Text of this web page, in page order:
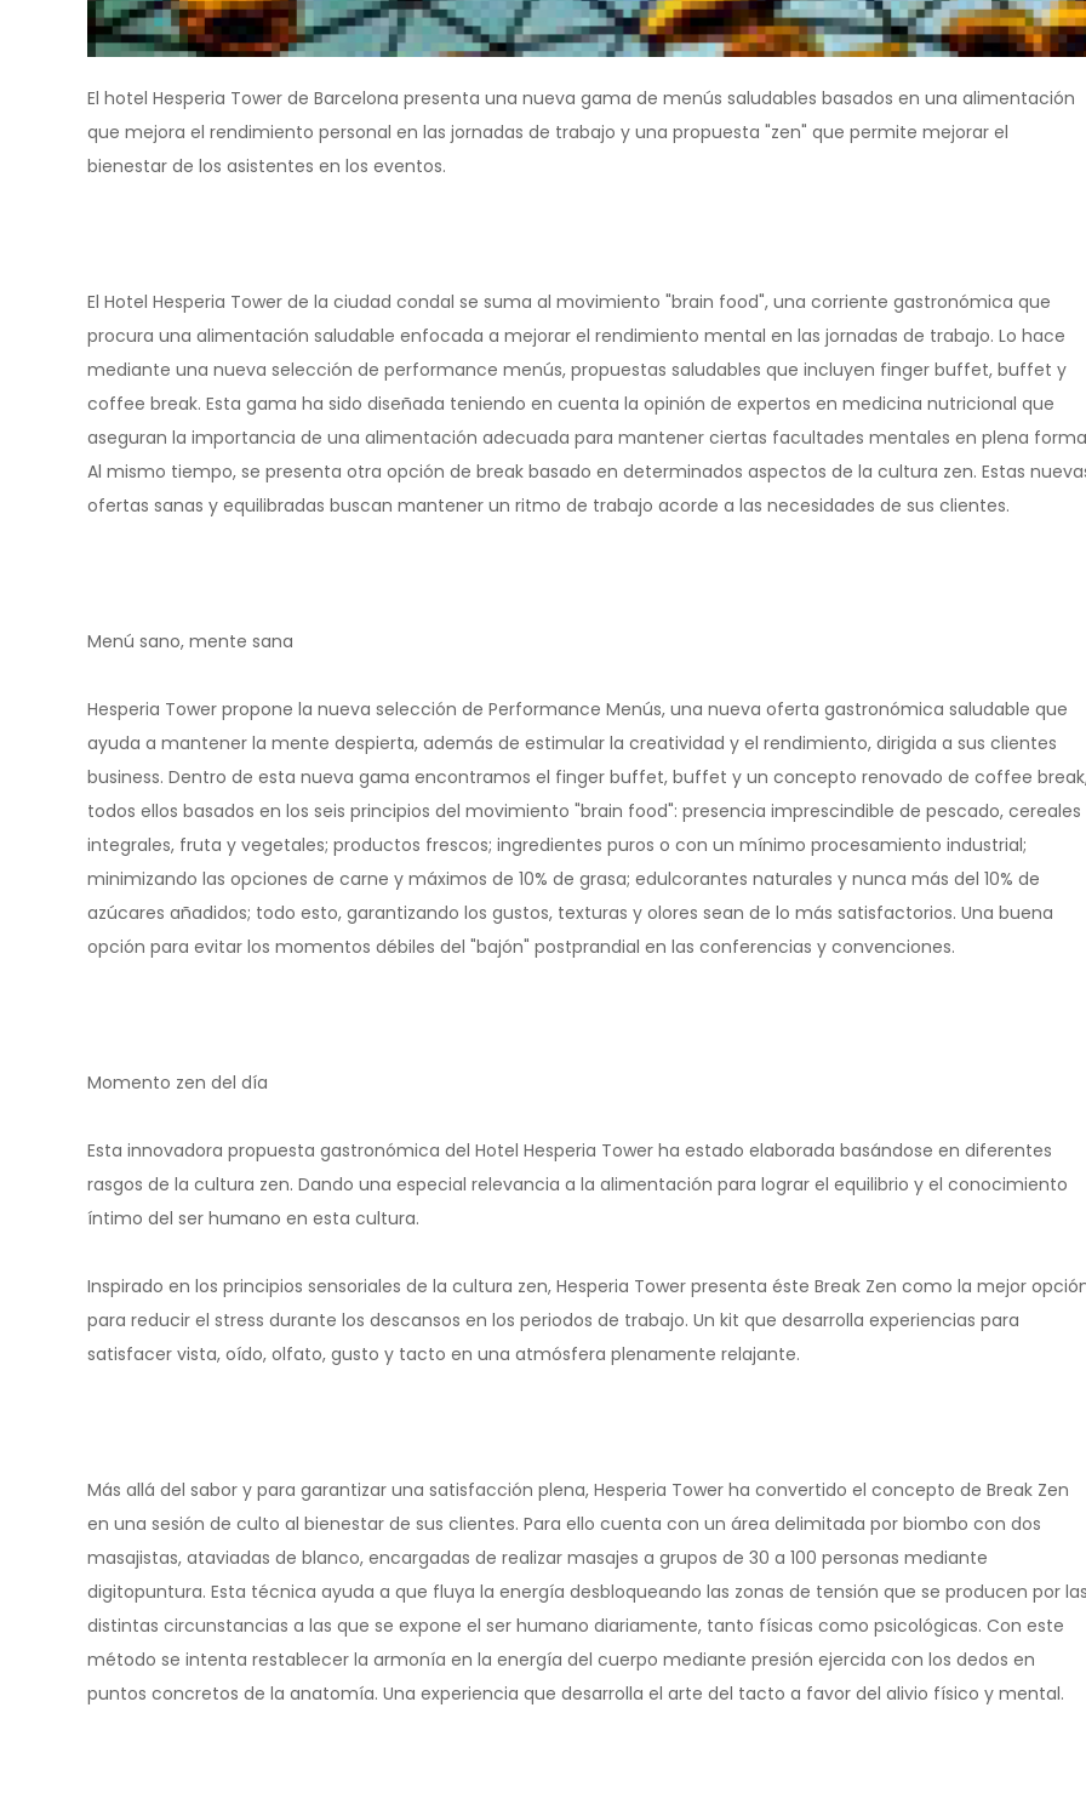
El hotel Hesperia Tower de Barcelona presenta una nueva gama de menús saludables basados en una alimentación
que mejora el rendimiento personal en las jornadas de trabajo y una propuesta "zen" que permite mejorar el
bienestar de los asistentes en los eventos.
El Hotel Hesperia Tower de la ciudad condal se suma al movimiento "brain food", una corriente gastronómica que
procura una alimentación saludable enfocada a mejorar el rendimiento mental en las jornadas de trabajo. Lo hace
mediante una nueva selección de performance menús, propuestas saludables que incluyen finger buffet, buffet y
coffee break. Esta gama ha sido diseñada teniendo en cuenta la opinión de expertos en medicina nutricional que
aseguran la importancia de una alimentación adecuada para mantener ciertas facultades mentales en plena
Al mismo tiempo, se presenta otra opción de break basado en determinados aspectos de la cultura zen. Estas
ofertas sanas y equilibradas buscan mantener un ritmo de trabajo acorde a las necesidades de sus clientes.
Menú sano, mente sana
Hesperia Tower propone la nueva selección de Performance Menús, una nueva oferta gastronómica saludable que
ayuda a mantener la mente despierta, además de estimular la creatividad y el rendimiento, dirigida a sus clientes
business. Dentro de esta nueva gama encontramos el finger buffet, buffet y un concepto renovado de coffee
todos ellos basados en los seis principios del movimiento "brain food": presencia imprescindible de pescado, cereales
integrales, fruta y vegetales; productos frescos; ingredientes puros o con un mínimo procesamiento industrial;
minimizando las opciones de carne y máximos de 10% de grasa; edulcorantes naturales y nunca más del 10% de
azúcares añadidos; todo esto, garantizando los gustos, texturas y olores sean de lo más satisfactorios. Una buena
opción para evitar los momentos débiles del "bajón" postprandial en las conferencias y convenciones.
Momento zen del día
Esta innovadora propuesta gastronómica del Hotel Hesperia Tower ha estado elaborada basándose en diferentes
rasgos de la cultura zen. Dando una especial relevancia a la alimentación para lograr el equilibrio y el conocimiento
íntimo del ser humano en esta cultura.
Inspirado en los principios sensoriales de la cultura zen, Hesperia Tower presenta éste Break Zen como la mejor
para reducir el stress durante los descansos en los periodos de trabajo. Un kit que desarrolla experiencias para
satisfacer vista, oído, olfato, gusto y tacto en una atmósfera plenamente relajante.
Más allá del sabor y para garantizar una satisfacción plena, Hesperia Tower ha convertido el concepto de Break Zen
en una sesión de culto al bienestar de sus clientes. Para ello cuenta con un área delimitada por biombo con dos
masajistas, ataviadas de blanco, encargadas de realizar masajes a grupos de 30 a 100 personas mediante
digitopuntura. Esta técnica ayuda a que fluya la energía desbloqueando las zonas de tensión que se producen por
distintas circunstancias a las que se expone el ser humano diariamente, tanto físicas como psicológicas. Con este
método se intenta restablecer la armonía en la energía del cuerpo mediante presión ejercida con los dedos en
puntos concretos de la anatomía. Una experiencia que desarrolla el arte del tacto a favor del alivio físico y mental.